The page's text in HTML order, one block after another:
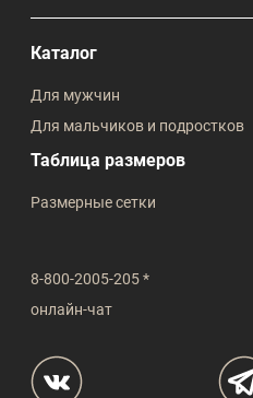
8-800-2005-205 *
онлайн-чат
Каталог
Для мужчин
Для мальчиков и подростков
Таблица размеров
Размерные сетки